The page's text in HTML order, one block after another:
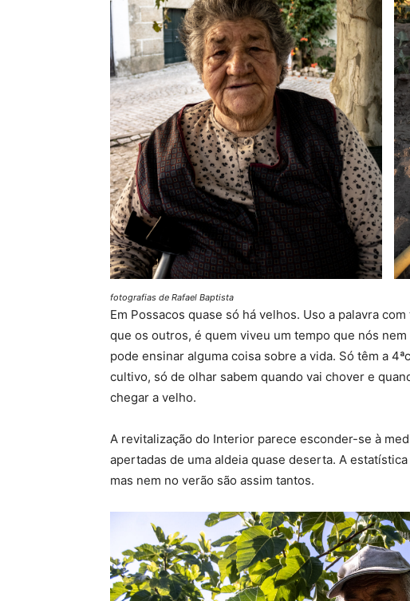
fotografias de Rafael Baptista
Em Possacos quase só há velhos. Uso a palavra
que os outros, é quem viveu um tempo que nós
pode ensinar alguma coisa sobre a vida. Só têm a
cultivo, só de olhar sabem quando vai chover e
chegar a velho.
A revitalização do Interior parece esconder-se à
apertadas de uma aldeia quase deserta. A
mas nem no verão são assim tantos.